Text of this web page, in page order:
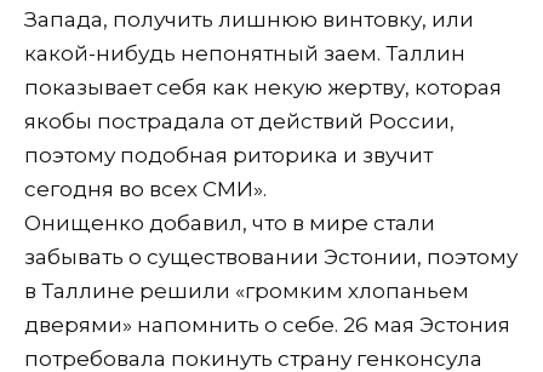
Запада, получить лишнюю винтовку, или
какой-нибудь непонятный заем. Таллин
показывает себя как некую жертву, которая
якобы пострадала от действий России,
поэтому подобная риторика и звучит
сегодня во всех СМИ».
Онищенко добавил, что в мире стали
забывать о существовании Эстонии, поэтому
в Таллине решили «громким хлопаньем
дверями» напомнить о себе. 26 мая Эстония
потребовала покинуть страну генконсула